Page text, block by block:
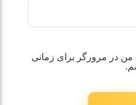
من در مرورگر برای زمانی